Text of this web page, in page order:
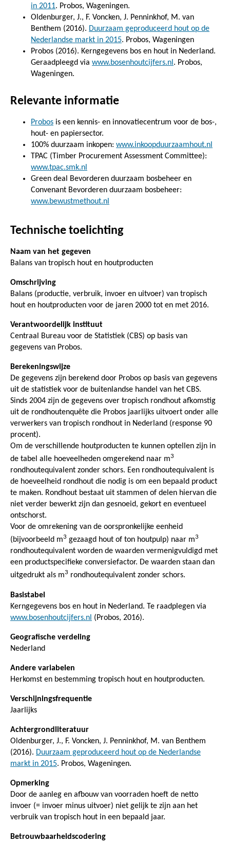
in 2011. Probos, Wageningen.
Oldenburger, J., F. Voncken, J. Penninkhof, M. van
Benthem (2016). Duurzaam geproduceerd hout op de
Nederlandse markt in 2015. Probos, Wageningen
Probos (2016). Kerngegevens bos en hout in Nederland.
Geraadpleegd via www.bosenhoutcijfers.nl . Probos,
Wageningen.
Relevante informatie
Probos is een kennis- en innovatiecentrum voor de bos-,
hout- en papiersector.
100% duurzaam inkopen: www.inkoopduurzaamhout.nl
TPAC (Timber Procurement Assessment Committee):
www.tpac.smk.nl
Green deal Bevorderen duurzaam bosbeheer en
Convenant Bevorderen duurzaam bosbeheer:
www.bewustmethout.nl
Technische toelichting
Naam van het gegeven
Balans van tropisch hout en houtproducten
Omschrijving
Balans (productie, verbruik, invoer en uitvoer) van tropisch
hout en houtproducten voor de jaren 2000 tot en met 2016.
Verantwoordelijk instituut
Centraal Bureau voor de Statistiek (CBS) op basis van
gegevens van Probos.
Berekeningswijze
De gegevens zijn berekend door Probos op basis van gegevens
uit de statistiek voor de buitenlandse handel van het CBS.
Sinds 2004 zijn de gegevens over tropisch rondhout afkomstig
uit de rondhoutenquête die Probos jaarlijks uitvoert onder alle
verwerkers van tropisch rondhout in Nederland (response 90
procent).
Om de verschillende houtproducten te kunnen optellen zijn in
de tabel alle hoeveelheden omgerekend naar m3
rondhoutequivalent zonder schors. Een rondhoutequivalent is
de hoeveelheid rondhout die nodig is om een bepaald product
te maken. Rondhout bestaat uit stammen of delen hiervan die
niet verder bewerkt zijn dan gesnoeid, gekort en eventueel
ontschorst.
Voor de omrekening van de oorspronkelijke eenheid
(bijvoorbeeld m3 gezaagd hout of ton houtpulp) naar m3
rondhoutequivalent worden de waarden vermenigvuldigd met
een productspecifieke conversiefactor. De waarden staan dan
uitgedrukt als m3 rondhoutequivalent zonder schors.
Basistabel
Kerngegevens bos en hout in Nederland. Te raadplegen via
www.bosenhoutcijfers.nl (Probos, 2016).
Geografische verdeling
Nederland
Andere variabelen
Herkomst en bestemming tropisch hout en houtproducten.
Verschijningsfrequentie
Jaarlijks
Achtergrondliteratuur
Oldenburger, J., F. Voncken, J. Penninkhof, M. van Benthem
(2016). Duurzaam geproduceerd hout op de Nederlandse
markt in 2015. Probos, Wageningen.
Opmerking
Door de aanleg en afbouw van voorraden hoeft de netto
invoer (= invoer minus uitvoer) niet gelijk te zijn aan het
verbruik van tropisch hout in een bepaald jaar.
Betrouwbaarheidscodering